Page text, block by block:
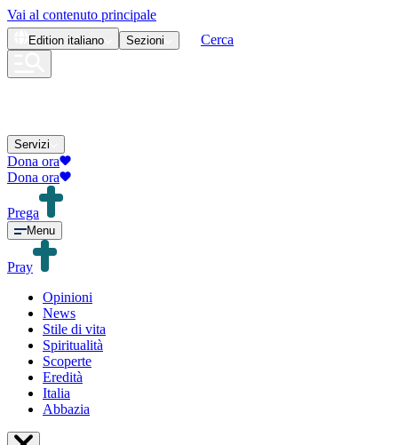
Vai al contenuto principale
Edition italiano Sezioni Cerca
Servizi
Dona ora
Dona ora
Prega
Menu
Pray
Opinioni
News
Stile di vita
Spiritualità
Scoperte
Eredità
Italia
Abbazia